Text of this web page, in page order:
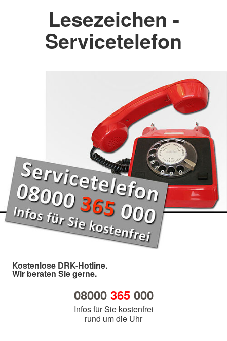
Lesezeichen -
Servicetelefon
Kostenlose DRK-Hotline.
Wir beraten Sie gerne.
08000 365000
Infos für Sie kostenfrei
rund um die Uhr